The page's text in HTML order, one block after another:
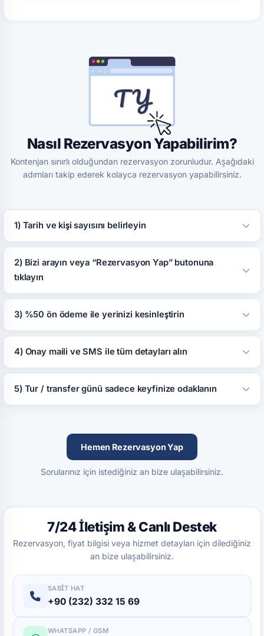
Nasıl Rezervasyon Yapabilirim?
Kontenjan sınırlı olduğundan rezervasyon zorunludur. Aşağıdaki
adımları takip ederek kolayca rezervasyon yapabilirsiniz.
1) Tarih ve kişi sayısını belirleyin
2) Bizi arayın veya “Rezervasyon Yap” butonuna
tıklayın
3) %50 ön ödeme ile yerinizi kesinleştirin
4) Onay maili ve SMS ile tüm detayları alın
5) Tur / transfer günü sadece keyfinize odaklanın
Hemen Rezervasyon Yap
Sorularınız için istediğiniz an bize ulaşabilirsiniz.
7/24 İletişim & Canlı Destek
Rezervasyon, fiyat bilgisi veya hizmet detayları için dilediğiniz
an bize ulaşabilirsiniz.
SABIT HAT
+90 (232) 332 15 69
WHATSAPP / GSM